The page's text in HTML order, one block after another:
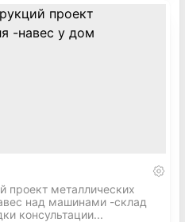
проект металлических
над машинами -склад
консультации...